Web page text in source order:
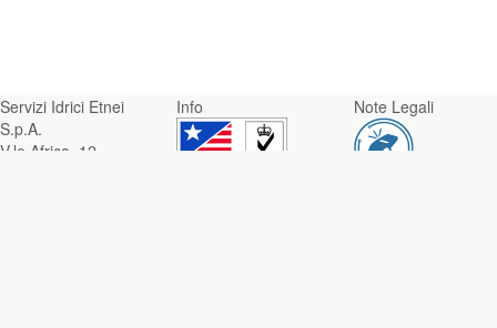
Servizi Idrici Etnei
S.p.A.
V.le Africa, 12 -
Info Note Legali